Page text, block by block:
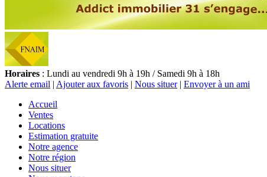
Horaires : Lundi au vendredi 9h à 19h / Samedi 9h à 18h
Alerte email | Ajouter aux favoris | Nous situer| Envoyer à un ami
Accueil
Ventes
Locations
Estimation gratuite
Notre agence
Notre région
Nous situer